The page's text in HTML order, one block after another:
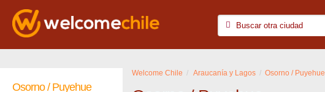
Osorno / Puyehue
Welcome Chile Araucanía y Lagos Osorno / Puyehue